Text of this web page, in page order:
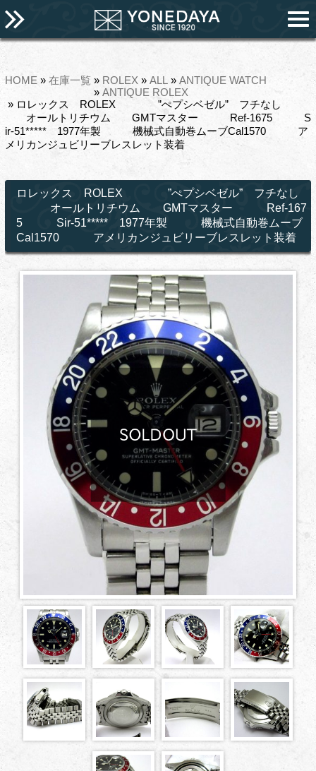
HOME » 在庫一覧 » ROLEX » ALL » ANTIQUE WATCH
» ANTIQUE ROLEX
» ロレックス ROLEX ”ぺプシベゼル” フチなし
オールトリチウム GMTマスター Ref-1675 S
ir-51***** 1977年製 機械式自動巻ムーブCal1570 ア
メリカンジュビリーブレスレット装着
ロレックス ROLEX ”ぺプシベゼル” フチなし
オールトリチウム GMTマスター Ref-167
5 Sir-51***** 1977年製 機械式自動巻ムーブ
Cal1570 アメリカンジュビリーブレスレット装着